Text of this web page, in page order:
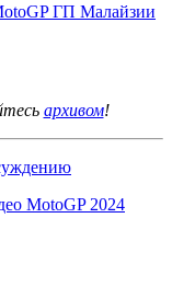
ГП Малайзии
архивом!
MotoGP 2024